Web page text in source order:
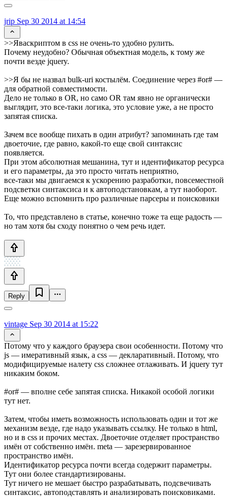
jrip Sep 30 2014 at 14:54
>>Яваскриптом в css не очень-то удобно рулить.
Почему неудобно? Обычная объектная модель, к тому же
почти везде jquery.
>>Я бы не назвал bulk-uri костылём. Соединение через #or# —
для обратной совместимости.
Дело не только в OR, но само OR там явно не органически
выглядит, это все-таки логика, это условие уже, а не просто
запятая списка.
Зачем все вообще пихать в один атрибут? запоминать где там
двоеточие, где равно, какой-то еще свой синтаксис
появляется.
При этом абсолютная мешанина, тут и идентификатор ресурса
и его параметры, да это просто читать неприятно,
все-таки мы двигаемся к ускорению разработки, повсеместной
подсветки синтаксиса и к автоподстановкам, а тут наоборот.
Еще можно вспомнить про различные парсеры и поисковики
То, что представлено в статье, конечно тоже та еще радость —
но там хотя бы сходу понятно о чем речь идет.
Reply
vintage Sep 30 2014 at 15:22
Потому что у каждого браузера свои особенности. Потому что
js — имеративный язык, а css — декларативный. Потому, что
модифицируемые налету css сложнее отлаживать. И jquery тут
никаким боком.
#or# — вполне себе запятая списка. Никакой особой логики
тут нет.
Затем, чтобы иметь возможность использовать один и тот же
механизм везде, где надо указывать ссылку. Не только в html,
но и в css и прочих местах. Двоеточие отделяет пространство
имён от собственно имён. meta — зарезервированное
пространство имён.
Идентификатор ресурса почти всегда содержит параметры.
Тут они более стандартизированы.
Тут ничего не мешает быстро разрабатывать, подсвечивать
синтаксис, автоподставлять и анализировать поисковиками.